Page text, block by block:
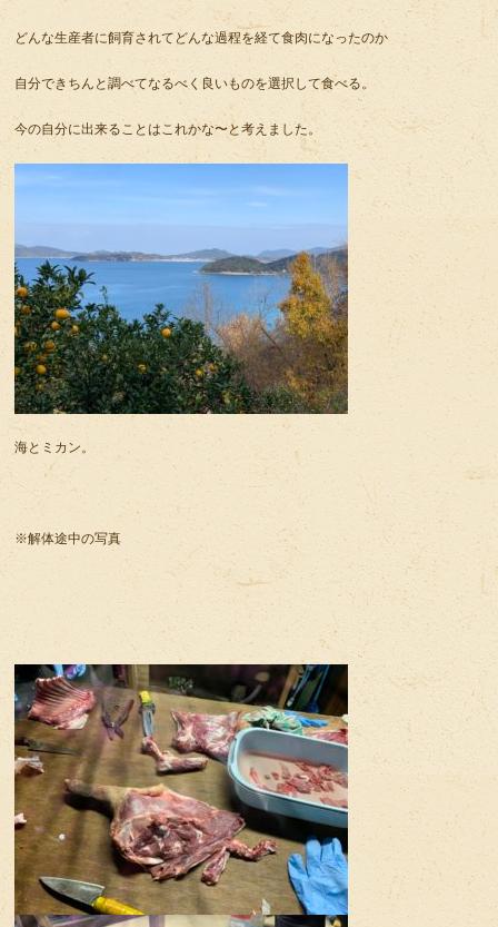
どんな生産者に飼育されてどんな過程を経て食肉になったのか
自分できちんと調べてなるべく良いものを選択して食べる。
今の自分に出来ることはこれかな〜と考えました。
海とミカン。
※解体途中の写真